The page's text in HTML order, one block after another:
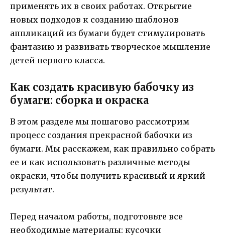
применять их в своих работах. Открытие
новых подходов к созданию шаблонов
аппликаций из бумаги будет стимулировать
фантазию и развивать творческое мышление
детей первого класса.
Как создать красивую бабочку из
бумаги: сборка и окраска
В этом разделе мы пошагово рассмотрим
процесс создания прекрасной бабочки из
бумаги. Мы расскажем, как правильно собрать
ее и как использовать различные методы
окраски, чтобы получить красивый и яркий
результат.
Перед началом работы, подготовьте все
необходимые материалы: кусочки